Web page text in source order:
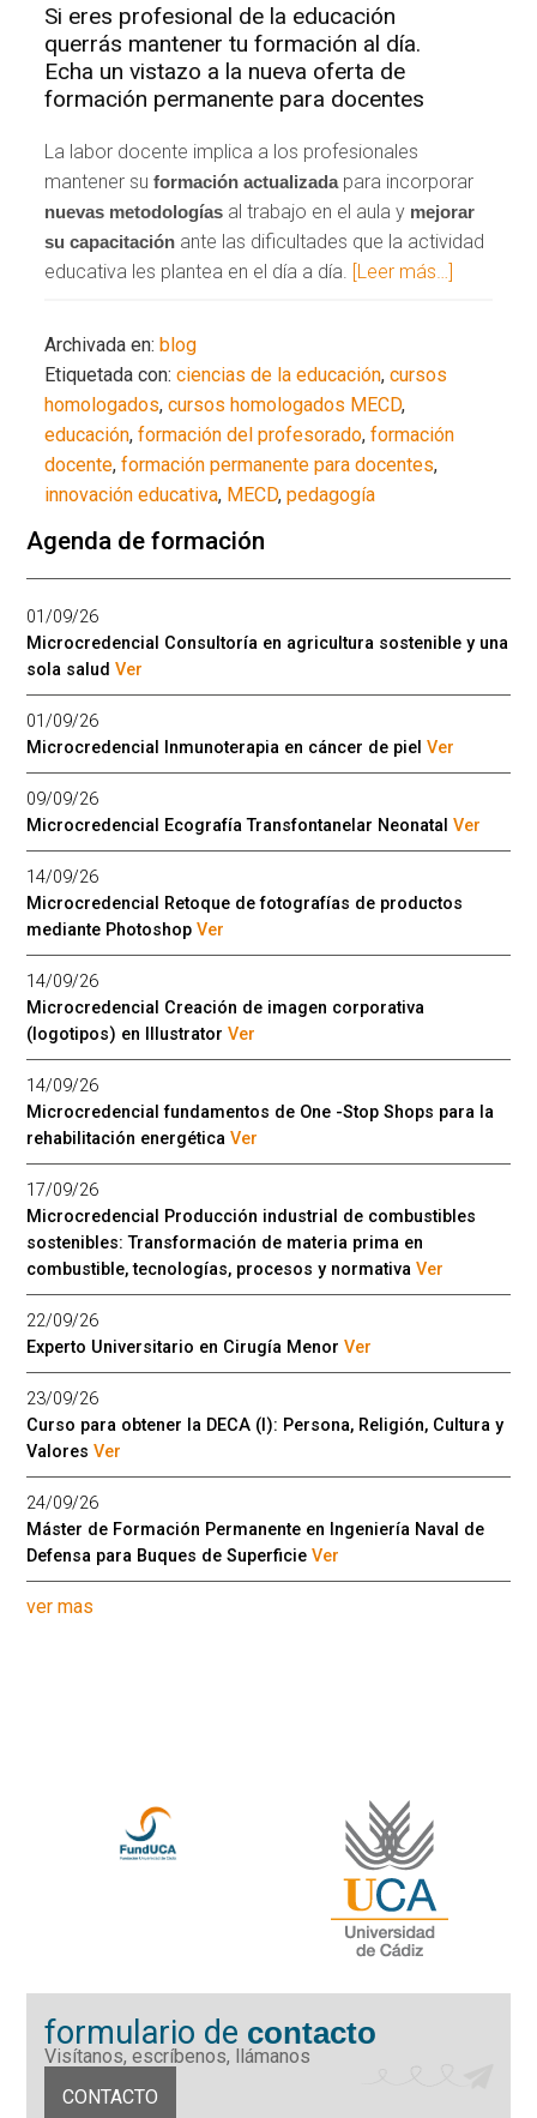
Si eres profesional de la educación
querrás mantener tu formación al día.
Echa un vistazo a la nueva oferta de
formación permanente para docentes
La labor docente implica a los profesionales
mantener suformación actualizadapara incorporar
nuevas metodologías al trabajo en el aula y mejorar
su capacitación ante las dificultades que la actividad
educativa les plantea en el día a día. [Leer más…]
Archivada en:blog
Etiquetada con:ciencias de la educación,cursos
homologados,cursos homologados MECD,
educación,formación del profesorado,formación
docente,formación permanente para docentes,
innovación educativa, MECD,pedagogía
Agenda de formación
01/09/26
Microcredencial Consultoría en agricultura sostenible y una
sola saludVer
01/09/26
Microcredencial Inmunoterapia en cáncer de pielVer
09/09/26
Microcredencial Ecografía Transfontanelar NeonatalVer
14/09/26
Microcredencial Retoque de fotografías de productos
mediante PhotoshopVer
14/09/26
Microcredencial Creación de imagen corporativa
(logotipos) en IllustratorVer
14/09/26
Microcredencial fundamentos de One -Stop Shops para la
rehabilitación energéticaVer
17/09/26
Microcredencial Producción industrial de combustibles
sostenibles: Transformación de materia prima en
combustible, tecnologías, procesos y normativaVer
22/09/26
Experto Universitario en Cirugía MenorVer
23/09/26
Curso para obtener la DECA (I): Persona, Religión, Cultura y
ValoresVer
24/09/26
Máster de Formación Permanente en Ingeniería Naval de
Defensa para Buques de SuperficieVer
ver mas
formulario de contacto
Visítanos, escríbenos, llámanos
CONTACTO